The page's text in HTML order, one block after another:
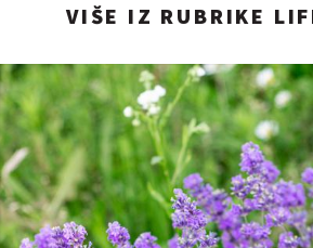
VIŠE IZ RUBRIKE